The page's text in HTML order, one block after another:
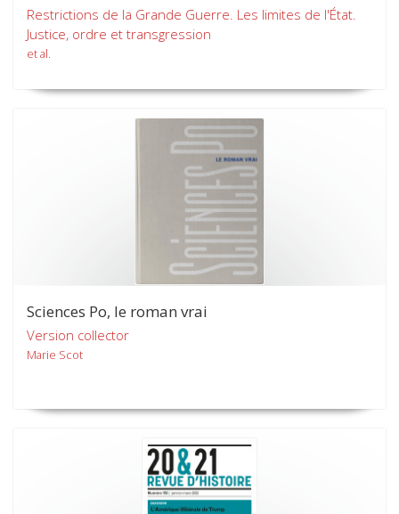
Restrictions de la Grande Guerre. Les limites de l'État.
Justice, ordre et transgression
et al.
Sciences Po, le roman vrai
Version collector
Marie Scot